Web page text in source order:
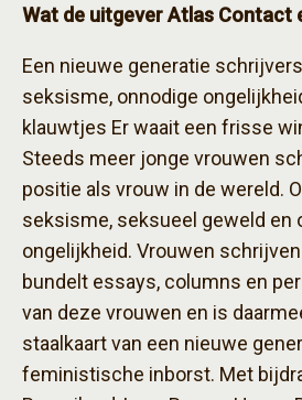
Wat de uitgever Atlas Contact
Een nieuwe generatie
seksisme, onnodige
klauwtjes Er waait een frisse
Steeds meer jonge vrouwen
positie als vrouw in de wereld.
seksisme, seksueel geweld en
ongelijkheid. Vrouwen
bundelt essays, columns en
van deze vrouwen en is
staalkaart van een nieuwe
feministische inborst. Met